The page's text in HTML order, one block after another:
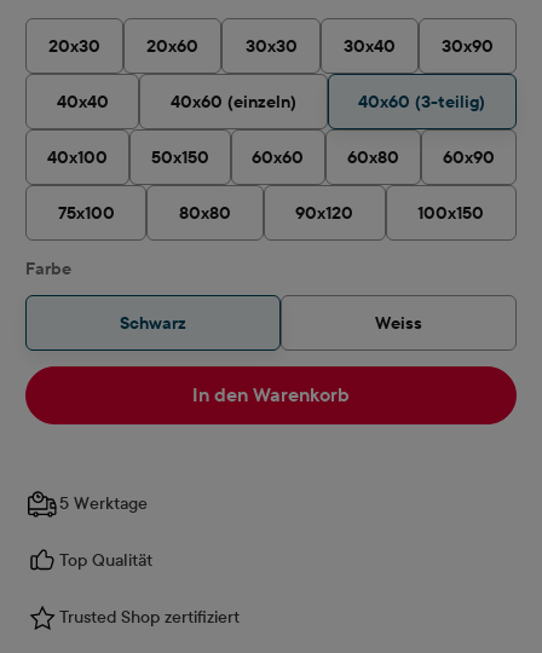
20x30 20x60 30x30 30x40 30x90
40x40 40x60 (einzeln) 40x60 (3-teilig)
40x100 50x150 60x60 60x80 60x90
75x100 80x80 90x120 100x150
Farbeauswählen
Schwarz Weiss
In den Warenkorb
5 Werktage
Top Qualität
Trusted Shop zertifiziert